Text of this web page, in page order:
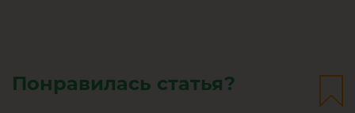
Понравилась статья?